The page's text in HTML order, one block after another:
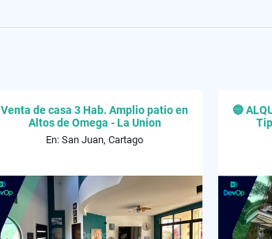
Venta de casa 3 Hab. Amplio patio en
Altos de Omega - La Union
En: San Juan, Cartago
🔵